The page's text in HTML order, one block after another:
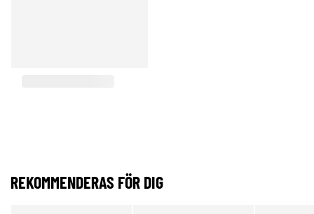
REKOMMENDERAS FÖR DIG